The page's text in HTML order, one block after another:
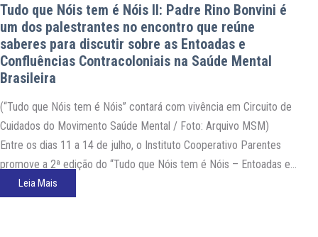
Tudo que Nóis tem é Nóis II: Padre Rino Bonvini é
um dos palestrantes no encontro que reúne
saberes para discutir sobre as Entoadas e
Confluências Contracoloniais na Saúde Mental
Brasileira
(“Tudo que Nóis tem é Nóis” contará com vivência em Circuito de
Cuidados do Movimento Saúde Mental / Foto: Arquivo MSM)
Entre os dias 11 a 14 de julho, o Instituto Cooperativo Parentes
promove a 2ª edição do “Tudo que Nóis tem é Nóis – Entoadas e
Confluências Contracoloniais na Saúde Mental Brasileira”. O…
Leia Mais